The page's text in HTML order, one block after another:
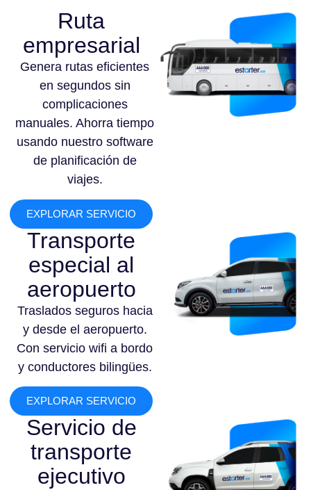
Ruta
empresarial
Genera rutas eficientes
en segundos sin
complicaciones
manuales. Ahorra tiempo
usando nuestro software
de planificación de
viajes.
EXPLORAR SERVICIO
Transporte
especial al
aeropuerto
Traslados seguros hacia
y desde el aeropuerto.
Con servicio wifi a bordo
y conductores bilingües.
EXPLORAR SERVICIO
Servicio de
transporte
ejecutivo